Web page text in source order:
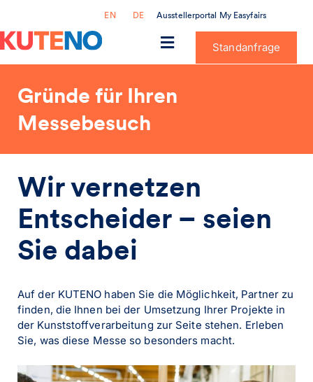
EN DE Ausstellerportal My Easyfairs
Standanfrage
Gründe für Ihren
Messebesuch
Wir vernetzen
Entscheider – seien
Sie dabei
Auf der KUTENO haben Sie die Möglichkeit, Partner zu
finden, die Ihnen bei der Umsetzung Ihrer Projekte in
der Kunststoffverarbeitung zur Seite stehen. Erleben
Sie, was diese Messe so besonders macht.